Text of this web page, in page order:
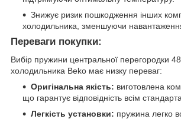
Знижує ризик пошкодження інших
холодильника, зменшуючи
Переваги покупки:
Вибір пружини центральної перегородки
холодильника Beko має низку переваг:
Оригінальна якість: виготовлена
що гарантує відповідність всім
Легкість установки: пружина легко